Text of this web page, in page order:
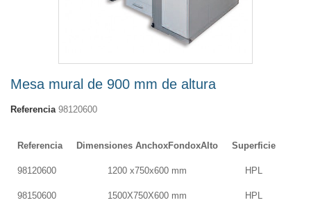
Mesa mural de 900 mm de altura
Referencia 98120600
Referencia Dimensiones AnchoxFondoxAlto Superficie
98120600 1200 x750x600 mm HPL
98150600 1500X750X600 mm HPL